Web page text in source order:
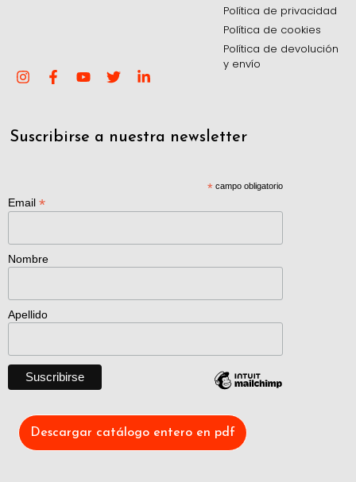
Política de privacidad
Política de cookies
Política de devolución
y envío
Suscribirse a nuestra newsletter
*campo obligatorio
Email *
Nombre
Apellido
Descargar catálogo entero en pdf